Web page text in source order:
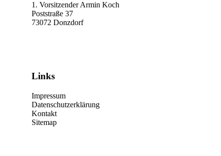
1. Vorsitzender Armin Koch
Poststraße 37
73072 Donzdorf
Links
Impressum
Datenschutzerklärung
Kontakt
Sitemap